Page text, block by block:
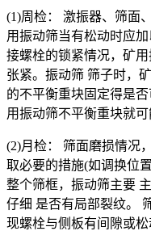
(1)周检： 激振器、筛面
用振动筛当有松动时应
接螺栓的锁紧情况，矿
张紧。振动筛 筛子时，
的不平衡重块固定得是
用振动筛不平衡重块就可
(2)月检： 筛面磨损情况
取必要的措施(如调换位
整个筛框，振动筛主要
仔细 是否有局部裂纹。
现螺栓与侧板有间隙或松